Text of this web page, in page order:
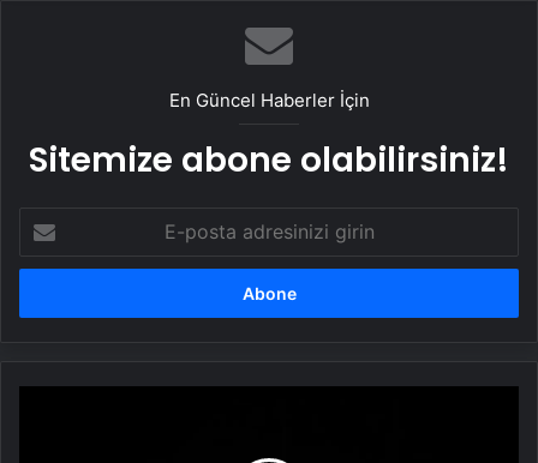
En Güncel Haberler İçin
Sitemize abone olabilirsiniz!
posta
adresinizi